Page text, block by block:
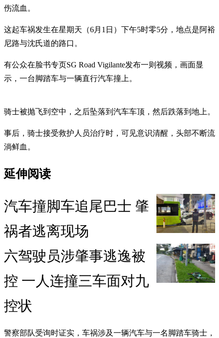
伤流血。
这起车祸发生在星期天（6月1日）下午5时零5分，地点是阿裕
尼路与沈氏道的路口。
有公众在脸书专页SG Road Vigilante发布一则视频，画面显
示，一台脚踏车与一辆直行汽车撞上。
骑士被抛飞到空中，之后坠落到汽车车顶，然后跌落到地上。
事后，骑士接受救护人员治疗时，可见意识清醒，头部不断流
淌鲜血。
延伸阅读
汽车撞脚车追尾巴士 肇
祸者逃离现场
六驾驶员涉肇事逃逸被
控 一人连撞三车面对九
控状
警察部队受询时证实，车祸涉及一辆汽车与一名脚踏车骑士，